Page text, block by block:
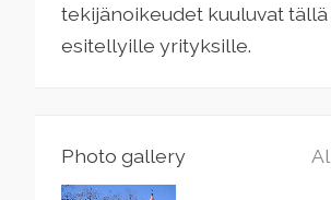
tekijänoikeudet kuuluvat tällä
esitellyille yrityksille.
Photo gallery